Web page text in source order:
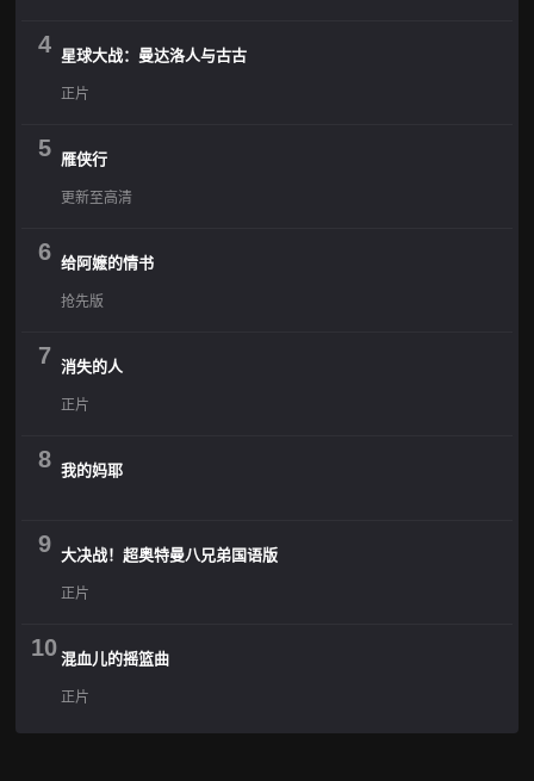
4 星球大战：曼达洛人与古古
正片
5 雁侠行
更新至高清
6 给阿嬷的情书
抢先版
7 消失的人
正片
8 我的妈耶
9 大决战！超奥特曼八兄弟国语版
正片
10 混血儿的摇篮曲
正片